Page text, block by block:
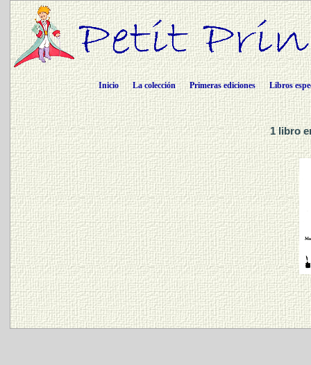
Inicio La colección Primeras ediciones Libros
1 libro